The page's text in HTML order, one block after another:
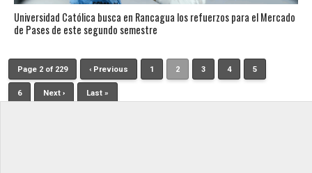
Universidad Católica busca en Rancagua los refuerzos para el Mercado
de Pases de este segundo semestre
Page 2 of 229 ‹ Previous 1 2 3 4 5
6 Next › Last »